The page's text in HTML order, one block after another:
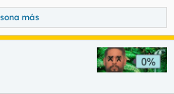
más